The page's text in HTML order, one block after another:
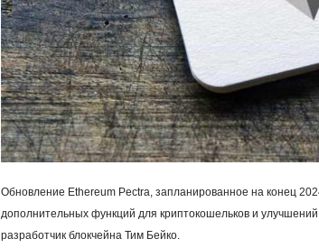
Обновление Ethereum Pectra, запланированное на конец
дополнительных функций для криптокошельков и
разработчик блокчейна Тим Бейко.